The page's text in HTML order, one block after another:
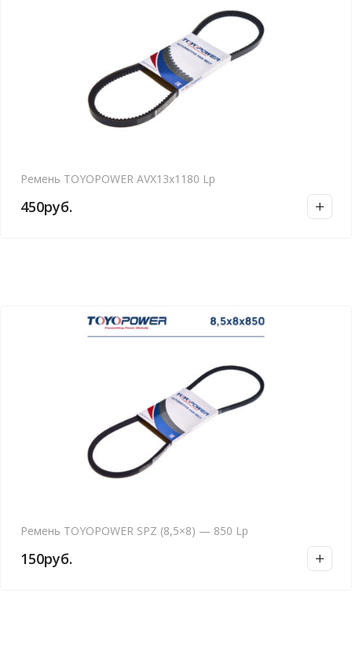
Ремень TOYOPOWER AVX13x1180 Lp
450руб.
Ремень TOYOPOWER SPZ (8,5×8) — 850 Lp
150руб.